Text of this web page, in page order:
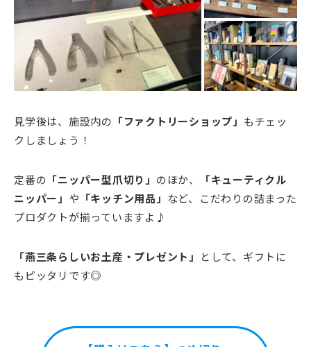
見学後は、施設内の 「ファクトリーショップ」 もチェッ
クしましょう！
定番の 「ニッパー型爪切り」 のほか、
「キューティクル
ニッパー」 や 「キッチン用品」 など、こだわりの詰まった
プロダクトが揃っていますよ♪
「燕三条らしいお土産・プレゼント」
として、ギフトに
もピッタリです◎